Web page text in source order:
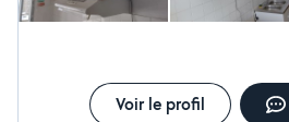
Voir le profil